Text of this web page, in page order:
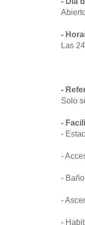
-
Las
-
Solo
-
-
-
-
-
-